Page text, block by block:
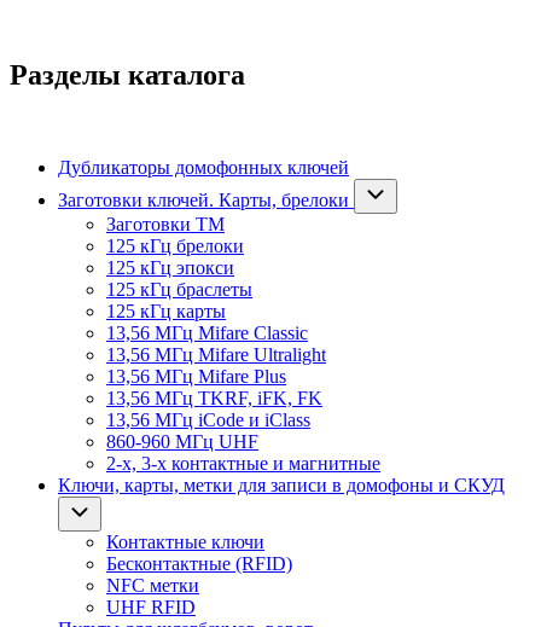
Разделы каталога
Дубликаторы домофонных ключей
Заготовки ключей. Карты, брелоки
Заготовки ТМ
125 кГц брелоки
125 кГц эпокси
125 кГц браслеты
125 кГц карты
13,56 МГц Mifare Classic
13,56 МГц Mifare Ultralight
13,56 МГц Mifare Plus
13,56 МГц TKRF, iFK, FK
13,56 МГц iCode и iClass
860-960 МГц UHF
2-х, 3-х контактные и магнитные
Ключи, карты, метки для записи в домофоны и СКУД
Контактные ключи
Бесконтактные (RFID)
NFC метки
UHF RFID